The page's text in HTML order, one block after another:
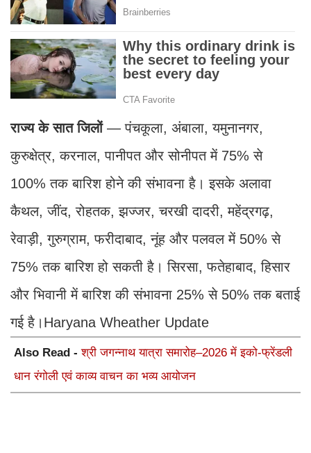
राज्य के सात जिलों— पंचकूला, अंबाला, यमुनानगर,
कुरुक्षेत्र, करनाल, पानीपत और सोनीपत में 75% से
100% तक बारिश होने की संभावना है। इसके अलावा
कैथल, जींद, रोहतक, झज्जर, चरखी दादरी, महेंद्रगढ़,
रेवाड़ी, गुरुग्राम, फरीदाबाद, नूंह और पलवल में 50% से
75% तक बारिश हो सकती है। सिरसा, फतेहाबाद, हिसार
और भिवानी में बारिश की संभावना 25% से 50% तक बताई
गई है।Haryana Wheather Update
Also Read -श्री जगन्नाथ यात्रा समारोह–2026 में इको-फ्रेंडली
धान रंगोली एवं काव्य वाचन का भव्य आयोजन